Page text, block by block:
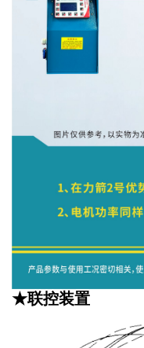
★联控装置